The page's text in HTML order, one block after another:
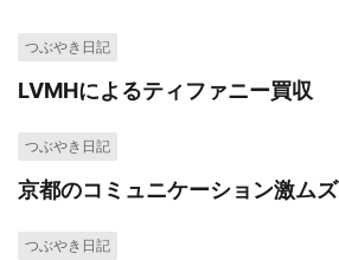
つぶやき日記
LVMHによるティファニー買収
つぶやき日記
京都のコミュニケーション激ムズ
つぶやき日記